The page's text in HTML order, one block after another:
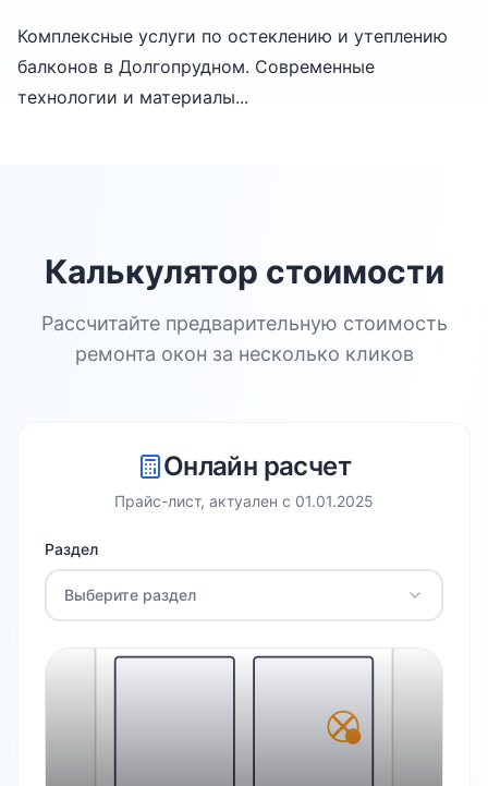
Комплексные услуги по остеклению и утеплению
балконов в Долгопрудном. Современные
технологии и материалы...
Калькулятор стоимости
Рассчитайте предварительную стоимость
ремонта окон за несколько кликов
Онлайн расчет
Прайс-лист, актуален с 01.01.2025
Раздел
Выберите раздел